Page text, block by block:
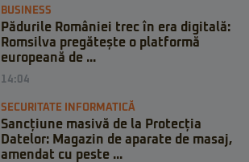
BUSINESS
Pădurile României trec în era digitală:
Romsilva pregătește o platformă
europeană de ...
14:04
SECURITATE INFORMATICĂ
Sancțiune masivă de la Protecția
Datelor: Magazin de aparate de masaj,
amendat cu peste ...